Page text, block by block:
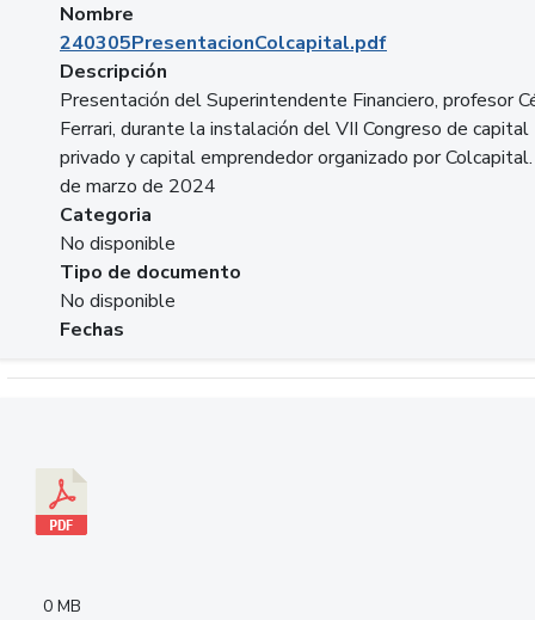
Nombre
240305PresentacionColcapital.pdf
Descripción
Presentación del Superintendente Financiero, profesor
Ferrari, durante la instalación del VII Congreso de capital
privado y capital emprendedor organizado por
de marzo de 2024
Categoria
No disponible
Tipo de documento
No disponible
Fechas
0 MB